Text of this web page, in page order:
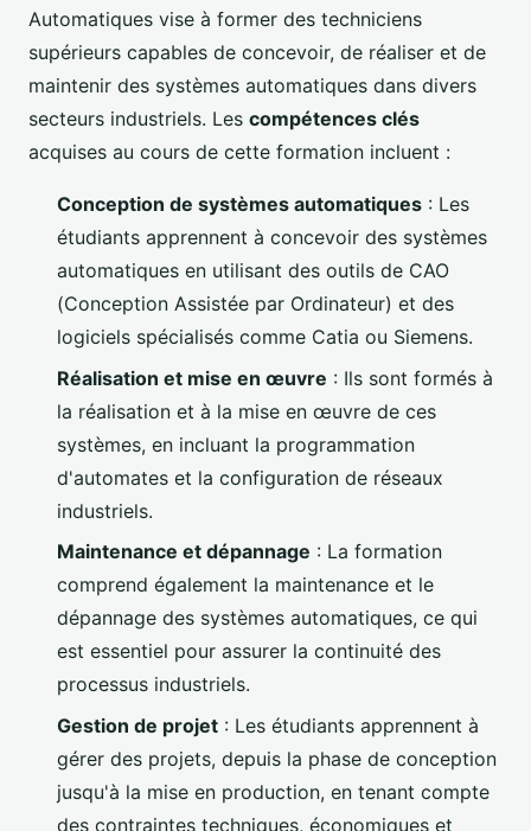
Automatiques vise à former des techniciens
supérieurs capables de concevoir, de réaliser et de
maintenir des systèmes automatiques dans divers
secteurs industriels. Les compétences clés
acquises au cours de cette formation incluent :
Conception de systèmes automatiques : Les
étudiants apprennent à concevoir des systèmes
automatiques en utilisant des outils de CAO
(Conception Assistée par Ordinateur) et des
logiciels spécialisés comme Catia ou Siemens.
Réalisation et mise en œuvre : Ils sont formés à
la réalisation et à la mise en œuvre de ces
systèmes, en incluant la programmation
d'automates et la configuration de réseaux
industriels.
Maintenance et dépannage : La formation
comprend également la maintenance et le
dépannage des systèmes automatiques, ce qui
est essentiel pour assurer la continuité des
processus industriels.
Gestion de projet : Les étudiants apprennent à
gérer des projets, depuis la phase de conception
jusqu'à la mise en production, en tenant compte
des contraintes techniques, économiques et